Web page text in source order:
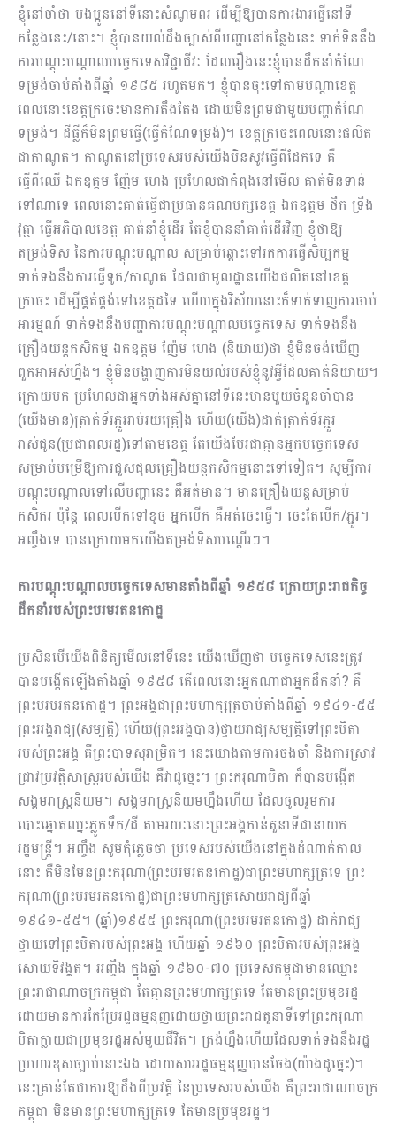
ខ្ញុំនៅចាំ​ថា​ បងប្អូននៅទីនោះសំណូមពរ ដើម្បីឱ្យបានការងារធ្វើនៅទី
កន្លែងនេះ/នោះ។ ខ្ញុំបានយល់ដឹងច្បាស់ពីបញ្ហានៅ​កន្លែងនេះ ទាក់ទិននឹង
ការបណ្ដុះបណ្ដាលបច្ចេកទេសវិជ្ជាជីវៈ ដែលរឿងនេះខ្ញុំបានដឹកនាំកំណែ
ទម្រង់​ចាប់​តាំងពីឆ្នាំ ១៩៨៥ រហូតមក។ ខ្ញុំបានចុះទៅតាមបណ្ដាខេត្ត
ពេលនោះខេត្តក្រចេះមានការ​តឹង​តែង ដោយមិនព្រមជាមួយបញ្ហាកំណែ
ទម្រង់។ ដីធ្លីក៏មិនព្រមធ្វើ(ធ្វើកំណែទម្រង់)។ ខេត្តក្រចេះពេលនោះផលិត
ជាកាណូត។ កាណូតនៅប្រទេសរបស់យើងមិនសូវធ្វើពីដែកទេ គឺ
ធ្វើពីឈើ ឯកឧត្តម ញ៉ែម ហេង ប្រហែលជាកំពុងនៅ​មើល គាត់មិនទាន់
ទៅណាទេ ពេលនោះគាត់ធ្វើជាប្រធានគណបក្សខេត្ត ឯកឧត្តម ថឹក ទ្រឹង
វុត្ថា ធ្វើអភិបាលខេត្ត​ គាត់នាំខ្ញុំដើរ តែខ្ញុំបាននាំគាត់ដើរវិញ ខ្ញុំថាឱ្យ
តម្រង់ទិស នៃការបណ្ដុះបណ្ដាល​ សម្រាប់ឆ្ពោះទៅរកការធ្វើសិប្បកម្ម
ទាក់ទងនឹងការធ្វើទូក/កាណូត ដែលជាមូលដ្ឋានយើងផលិតនៅខេត្ត
ក្រចេះ ដើម្បីផ្គត់​ផ្គង់ទៅខេត្តដទៃ​ ហើយក្នុងវិស័យនោះក៏ទាក់ទាញការចាប់
អារម្មណ៍ ទាក់ទងនឹងបញ្ហាការបណ្ដុះបណ្ដាល​បច្ចេក​ទេស ទាក់ទងនឹង
គ្រឿងយន្ដកសិកម្ម ឯកឧត្តម ញ៉ែម ហេង (និយាយ)ថា ខ្ញុំមិនចង់ឃើញ
ពួកអាអស់ហ្នឹង។ ខ្ញុំមិនបង្ហាញការមិនយល់របស់ខ្ញុំនូវអ្វីដែលគាត់និយាយ។
ក្រោយមក ប្រហែលជាអ្នកទាំងអស់គ្នានៅទីនេះមានមួយចំនួនចាំបាន
(យើងមាន)ត្រាក់ទ័រភ្ជួររាប់រយគ្រឿង ហើយ(យើង)ដាក់​ត្រាក់ទ័រភ្ជួរ
រាស់ជូន(ប្រជាពលរដ្ឋ)ទៅតាមខេត្ត តែយើង​បែរជាគ្មានអ្នកបច្ចេកទេស
សម្រាប់បម្រើឱ្យការជួសជុលគ្រឿងយន្ដកសិកម្មនោះទៅទៀត។ សូម្បីការ
បណ្ដុះបណ្ដាលទៅលើបញ្ហានេះ គឺអត់មាន។ មានគ្រឿងយន្ដសម្រាប់
កសិករ ប៉ុន្ដែ ពេលបើកទៅខូច អ្នកបើក គឺអត់ចេះធ្វើ។ ចេះ​តែបើក/ភ្ជួរ។
អញ្ចឹងទេ បានក្រោយមកយើងតម្រង់ទិសបណ្ដើរៗ។
ការបណ្ដុះបណ្ដាលបច្ចេកទេសមានតាំងពីឆ្នាំ ១៩៥៨ ក្រោយព្រះរាជកិច្ច
ដឹកនាំរបស់ព្រះបរមរតនកោដ្ឋ
ប្រសិនបើយើងពិនិត្យមើលនៅទីនេះ យើងឃើញថា បច្ចេកទេសនេះត្រូវ
បានបង្កើតឡើងតាំងឆ្នាំ ១៩៥៨ តើ​ពេលនោះអ្នកណាជាអ្នកដឹកនាំ? គឺ
ព្រះបរមរតនកោដ្ឋ។ ព្រះអង្គជាព្រះមហាក្សត្រចាប់តាំងពីឆ្នាំ ១៩៤១-​៥៥
ព្រះអង្គរាជ្យ(សម្បត្តិ) ហើយ(ព្រះអង្គបាន)ថ្វាយរាជ្យសម្បត្ដិទៅព្រះបិតា
របស់ព្រះអង្គ គឺព្រះបាទសុរាម្រិត។ នេះយោងតាមការចងចាំ និងការស្រាវ
ជ្រាវប្រវត្ដិសាស្ដ្ររបស់យើង គឺវាដូច្នេះ។ ព្រះករុណាបិតា ក៏បានបង្កើត
សង្គម​រាស្ដ្រ​និយម។ សង្គមរាស្ដ្រនិយមហ្នឹងហើយ ដែលចូលរួមការ
បោះឆ្នោតឈ្នះភ្លូកទឹក/ដី តាមរយៈនោះព្រះ​អង្គ​កាន់តួនាទីជានាយក
រដ្ឋមន្ដ្រី។ អញ្ចឹង សូមកុំភ្លេចថា ប្រទេសរបស់យើងនៅក្នុងដំណាក់កាល
នោះ គឺមិនមែនព្រះ​ករុណា(ព្រះបរមរតនកោដ្ឋ)ជាព្រះមហាក្សត្រទេ ព្រះ
ករុណា(ព្រះបរមរតនកោដ្ឋ)ជាព្រះមហាក្សត្រសោយរាជ្យពីឆ្នាំ
១៩៤១-៥៥។ (ឆ្នាំ)១៩៥៥ ព្រះករុណា(ព្រះបរមរតនកោដ្ឋ) ដាក់រាជ្យ
ថ្វាយទៅព្រះបិតារបស់ព្រះអង្គ ហើយឆ្នាំ ១៩៦០ ព្រះបិតារបស់ព្រះអង្គ
សោយទិវង្គត។ អញ្ចឹង ក្នុង​ឆ្នាំ ១៩៦០-៧០ ប្រទេសកម្ពុជាមានឈ្មោះ
ព្រះរាជាណាចក្រកម្ពុជា តែគ្មានព្រះមហាក្សត្រទេ តែមានព្រះប្រមុខរដ្ឋ
ដោយមានការកែប្រែរដ្ឋធម្មនុញ្ញដោយថ្វាយព្រះរាជតួនាទីទៅព្រះករុណា
បិតាក្លាយជា​ប្រមុខ​រដ្ឋ​អស់មួយជីវិត។ ត្រង់ហ្នឹងហើយដែលទាក់ទងនឹងរដ្ឋ
ប្រហារខុសច្បាប់នោះឯង ដោយសារ​រដ្ឋធម្មនុញ្ញបានចែង(យ៉ាងដូច្នេះ)​។
នេះគ្រាន់តែជាការឱ្យដឹងពីប្រវត្ដិ នៃប្រទេសរបស់យើង​ គឺព្រះរាជាណាចក្រ
កម្ពុជា មិនមានព្រះមហាក្សត្រទេ តែមាន​ប្រមុខរដ្ឋ។